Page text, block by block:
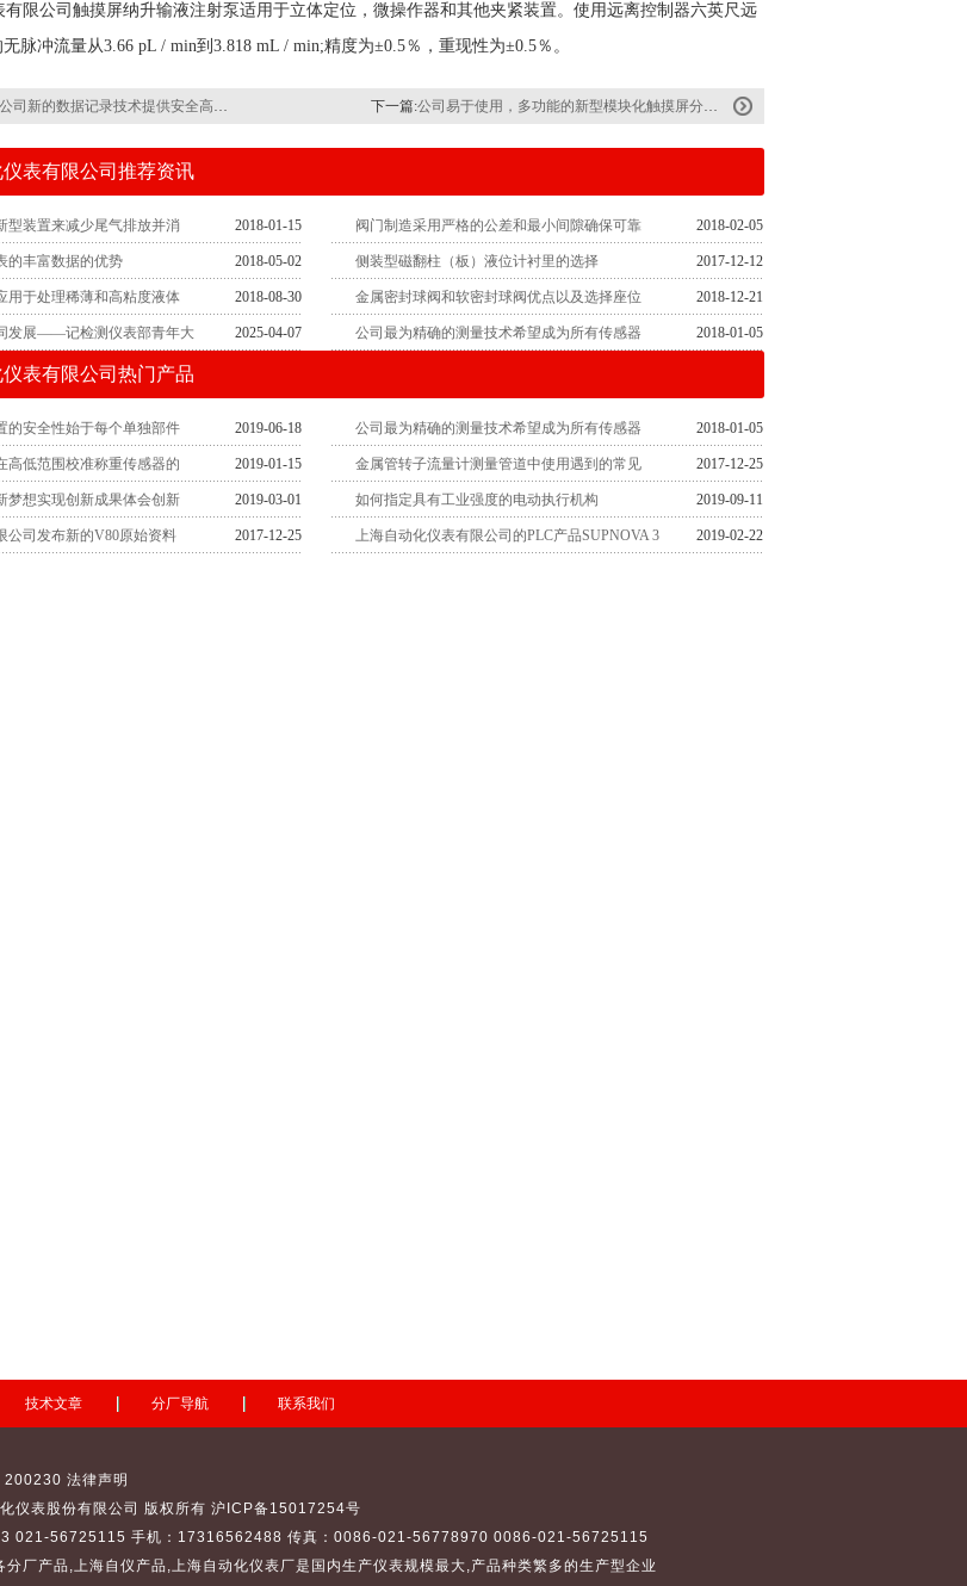
限公司触摸屏纳升输液注射泵适用于立体定位，微操作器和其他夹紧装置。使用远离控制器六英尺远
脉冲流量从3.66 pL / min到3.818 mL / min;精度为±0.5％，重现性为±0.5％。
的数据记录技术提供安全高效和节省成本的独特功能 下一篇:公司易于使用，多功能的新型模块化触摸屏分配泵
仪表有限公司推荐资讯
型装置来减少尾气排放并消 2018-01-15 阀门制造采用严格的公差和最小间隙确保可靠 2018-02-05
的丰富数据的优势 2018-05-02 侧装型磁翻柱（板）液位计衬里的选择 2017-12-12
用于处理稀薄和高粘度液体 2018-08-30 金属密封球阀和软密封球阀优点以及选择座位 2018-12-21
发展——记检测仪表部青年大 2025-04-07 公司最为精确的测量技术希望成为所有传感器 2018-01-05
仪表有限公司热门产品
的安全性始于每个单独部件 2019-06-18 公司最为精确的测量技术希望成为所有传感器 2018-01-05
高低范围校准称重传感器的 2019-01-15 金属管转子流量计测量管道中使用遇到的常见 2017-12-25
梦想实现创新成果体会创新 2019-03-01 如何指定具有工业强度的电动执行机构 2019-09-11
公司发布新的V80原始资料 2017-12-25 上海自动化仪表有限公司的PLC产品SUPNOVA 3 2019-02-22
技术文章 分厂导航 联系我们
200230 法律声明
仪表股份有限公司
版权所有 沪ICP备15017254号
021-56725115 手机：17316562488 传真：0086-021-56778970 0086-021-56725115
分厂产品,上海自仪 产品,上海自动化仪表厂是国内生产仪表规模最大,产品种类繁多的生产型企业